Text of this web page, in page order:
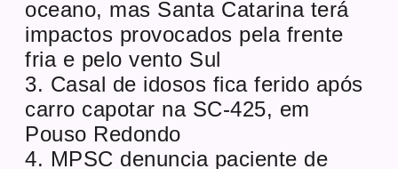
oceano, mas Santa Catarina terá
impactos provocados pela frente
fria e pelo vento Sul
3. Casal de idosos fica ferido após
carro capotar na SC-425, em
Pouso Redondo
4. MPSC denuncia paciente de